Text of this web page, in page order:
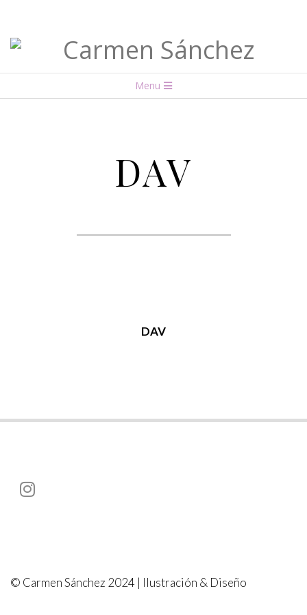
Carmen
Sánchez Menu
DAV
DAV
© Carmen Sánchez 2024 | Ilustración & Diseño